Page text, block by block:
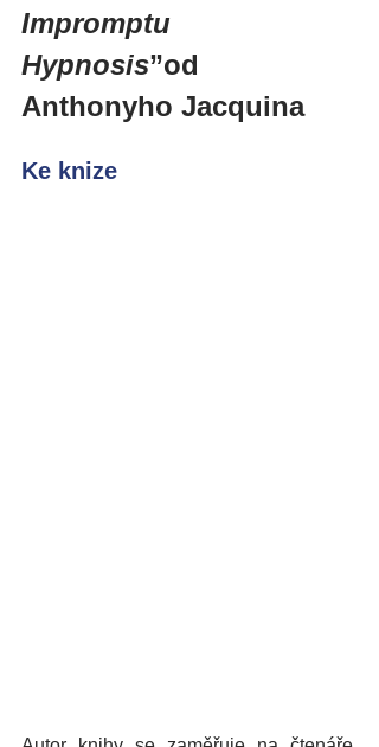
Impromptu
Hypnosis”od
Anthonyho Jacquina
Ke knize